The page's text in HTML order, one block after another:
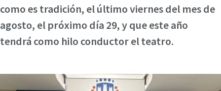
como es tradición, el último viernes del mes de
agosto, el próximo día 29, y que este año
tendrá como hilo conductor el teatro.